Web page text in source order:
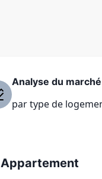
Analyse du marché
par type de
Appartement